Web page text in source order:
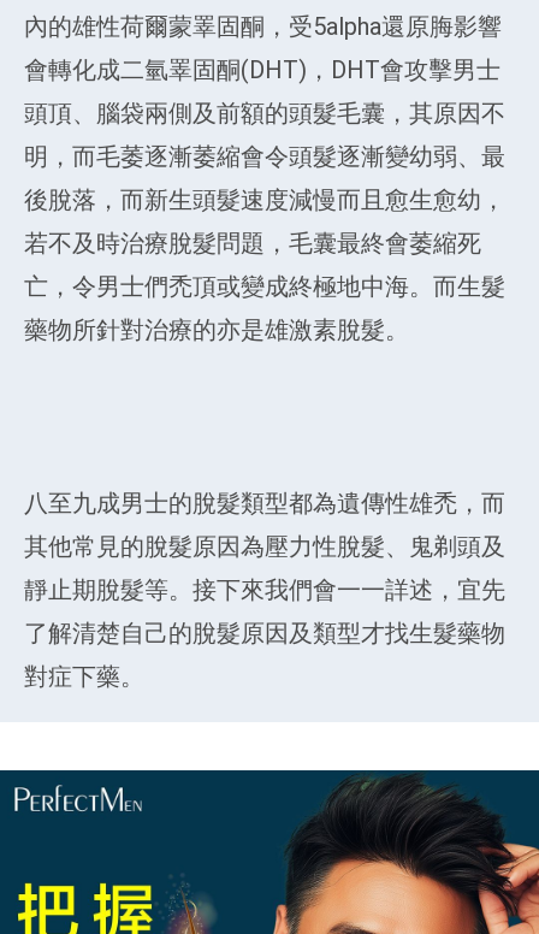
內的雄性荷爾蒙睪固酮，受5alpha還原脢影響
會轉化成二氫睪固酮(DHT)，DHT會攻擊男士
頭頂、腦袋兩側及前額的頭髮毛囊，其原因不
明，而毛萎逐漸萎縮會令頭髮逐漸變幼弱、最
後脫落，而新生頭髮速度減慢而且愈生愈幼，
若不及時治療脫髮問題，毛囊最終會萎縮死
亡，令男士們禿頂或變成終極地中海。而生髮
藥物所針對治療的亦是雄激素脫髮。
八至九成男士的脫髮類型都為遺傳性雄禿，而
其他常見的脫髮原因為壓力性脫髮、鬼剃頭及
靜止期脫髮等。接下來我們會一一詳述，宜先
了解清楚自己的脫髮原因及類型才找生髮藥物
對症下藥。